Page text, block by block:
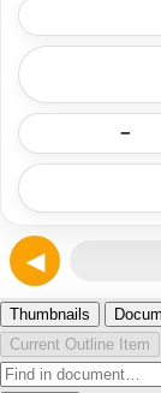
−
◀
Thumbnails
Current Outline Item
Enter the